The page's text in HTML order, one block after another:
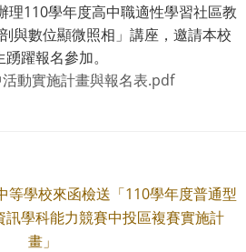
理110學年度高中職適性學習社區教
與數位顯微照相」講座，邀請本校
踴躍報名參加。
動實施計畫與報名表.pdf
等學校來函檢送「110學年度普通型
學科能力競賽中投區複賽實施計
畫」